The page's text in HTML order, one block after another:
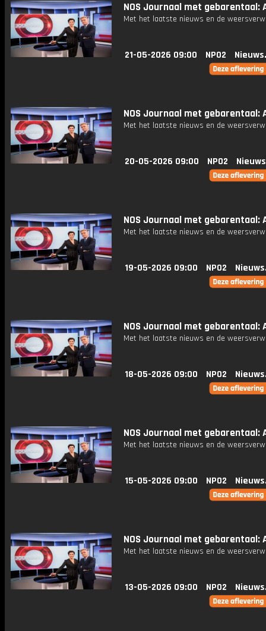
NOS Journaal met gebarentaal:
Met het laatste nieuws en de
21-05-2026 09:00 NPO2
NOS Journaal met gebarentaal:
Met het laatste nieuws en de
20-05-2026 09:00 NPO2
NOS Journaal met gebarentaal:
Met het laatste nieuws en de
19-05-2026 09:00 NPO2
NOS Journaal met gebarentaal:
Met het laatste nieuws en de
18-05-2026 09:00 NPO2
NOS Journaal met gebarentaal:
Met het laatste nieuws en de
15-05-2026 09:00 NPO2
NOS Journaal met gebarentaal:
Met het laatste nieuws en de
13-05-2026 09:00 NPO2